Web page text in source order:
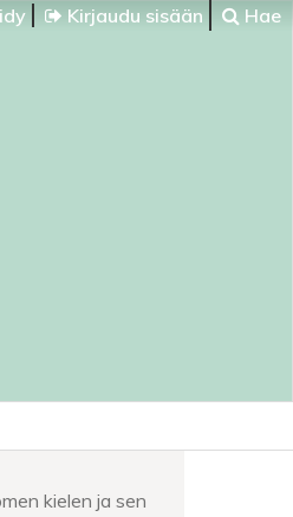
Kirjaudu sisään Hae
kielen ja sen